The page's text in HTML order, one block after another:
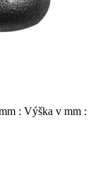
: Výška v mm :